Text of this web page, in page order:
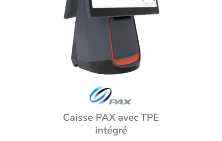
Caisse PAX avec TPE
intégré